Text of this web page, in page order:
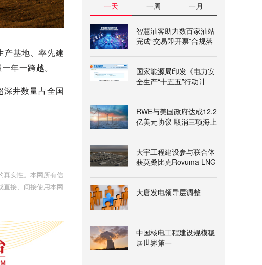
产基地、率先建
年一跨越。
井数量占全国
真实性。本网所有信
直接、间接使用本网
一天 一周 一月
智慧油客助力数百家油站
完成“交易即开票”合规落
国家能源局印发《电力安
全生产“十五五”行动计
RWE与美国政府达成12.2
亿美元协议 取消三项海上
大宇工程建设参与联合体
获莫桑比克Rovuma LNG
大唐发电领导层调整
中国核电工程建设规模稳
居世界第一